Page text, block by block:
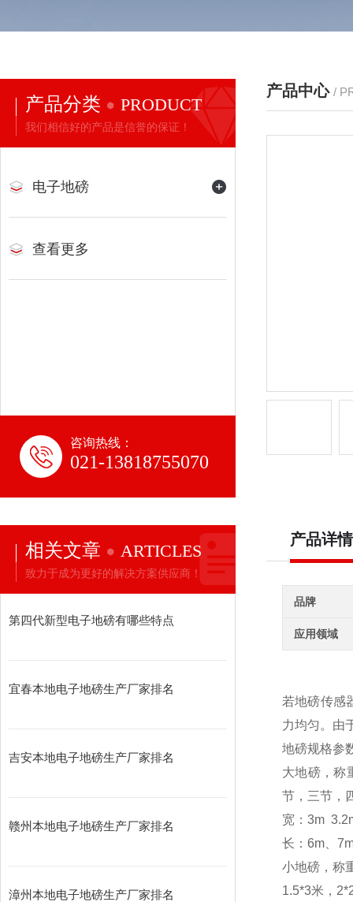
产品分类 PRODUCT
我们相信好的产品是信誉的保证！
电子地磅
查看更多
咨询热线：
021-13818755070
相关文章 ARTICLES
致力于成为更好的解决方案供应商！
第四代新型电子地磅有哪些特点
宜春本地电子地磅生产厂家排名
吉安本地电子地磅生产厂家排名
赣州本地电子地磅生产厂家排名
漳州本地电子地磅生产厂家排名
产品中心 /
产品详情
品牌
应用领域
若地磅传感
力均匀。由
地磅规格参
大地磅，称
节，三节，
宽：3m
长：6m、
小地磅，称
1.5*3米，